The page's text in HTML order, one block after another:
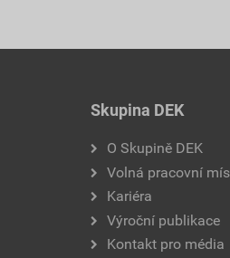
Skupina DEK
O Skupině DEK
Volná pracovní
Kariéra
Výroční publikace
Kontakt pro média